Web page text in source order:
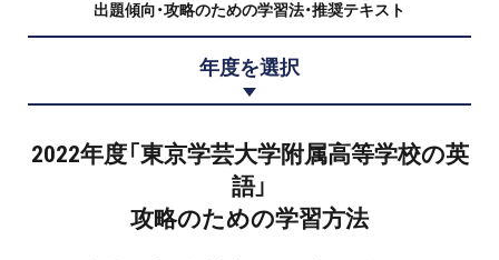
プロ家庭教師の英検®対策
費用について
お申込みの流れ
よくある質問
出題傾向・攻略のための学習法・推奨テキスト
年度を選択
2022年度「東京学芸大学附属高等学校の英
語」
攻略のための学習方法